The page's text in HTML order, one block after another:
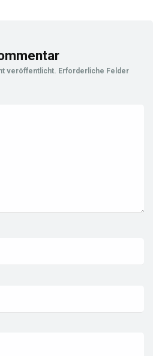
veröffentlicht. Erforderliche Felder